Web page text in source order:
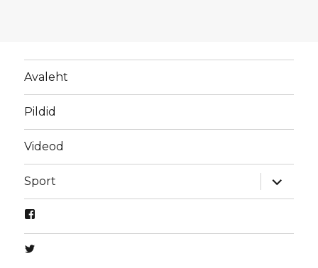
Avaleht
Pildid
Videod
Sport
laienda